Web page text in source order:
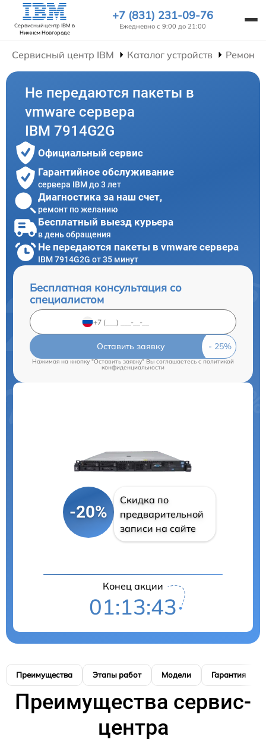
Сервисный центр IBM в
Нижнем Новгороде
+7 (831) 231-09-76
Ежедневно с 9:00 до 21:00
Сервисный центр IBM Каталог устройств Ремонт
Не передаются пакеты в
vmware сервера
IBM 7914G2G
Официальный сервис
Гарантийное обслуживание
сервера IBM до 3 лет
Диагностика за наш счет,
ремонт по желанию
Бесплатный выезд курьера
в день обращения
Не передаются пакеты в vmware сервера
IBM 7914G2G от 35 минут
Бесплатная консультация со
специалистом
Оставить заявку
Нажимая на кнопку "Оставить заявку" Вы соглашаетесь c политикой
конфиденциальности
-20%
Скидка по
предварительной
записи на сайте
Конец акции
01:13:42
Преимущества Этапы работ Модели Гарантия
Преимущества сервис-
центра